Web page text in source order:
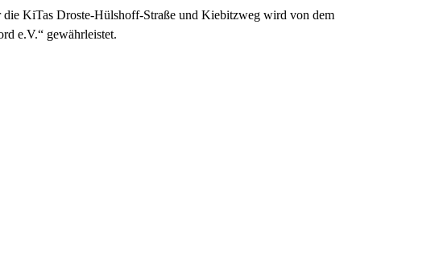
KiTas Droste-Hülshoff-Straße und Kiebitzweg wird von dem
e.V.“ gewährleistet.